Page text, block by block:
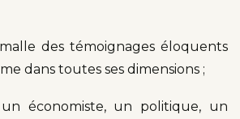
des témoignages éloquents
dans toutes ses dimensions ;
économiste, un politique, un